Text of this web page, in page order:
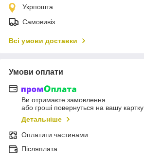
Укрпошта
Самовивіз
Всі умови доставки
Умови оплати
Ви отримаєте замовлення
або гроші повернуться на вашу картку
Детальніше
Оплатити частинами
Післяплата